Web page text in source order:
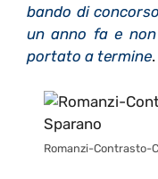
bando di
un anno fa e
portato a termine.
Romanzi-Contrasto-